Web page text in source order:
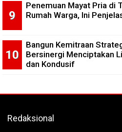
Penemuan Mayat Pria di
Rumah Warga, Ini
Bangun Kemitraan
Bersinergi Menciptakan
dan Kondusif
Redaksional